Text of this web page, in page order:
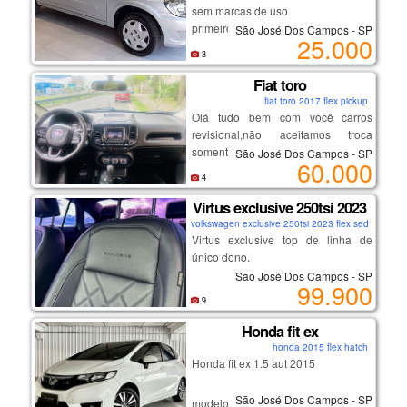
sem marcas de uso
primeiro dono
documentado , com garantias e
quitado
São José Dos Campos - SP
25.000
3
Fiat toro
fiat toro 2017 flex pickup
Olá tudo bem com você carros
revisional,não aceitamos troca
somente entrada em até 12 vezes
ou avista ,carros de otima
procedência revisados e pereciados
,por favor me chama no meu
whatsapp para nós fecharmos
negócio👇👇👇👇👇👇
https://wa.me/message/52e6zdji7tw
ou se preferir meu número de
telefone é 12996601248
São José Dos Campos - SP
60.000
4
Virtus exclusive 250tsi 2023
volkswagen exclusive 250tsi 2023 flex sedan
Virtus exclusive top de linha de
único dono.
- motor 1.4 turbo (250 tsi) que une
performance e economia.
- potência de sobra e câmbio
automático de 6 marchas;
- design exclusive: acabamento
detalhes escurecidos;
São José Dos Campos - SP
99.900
9
Honda fit ex
honda 2015 flex hatch
Honda fit ex 1.5 aut 2015
modelo novoSão José Dos Campos - SP